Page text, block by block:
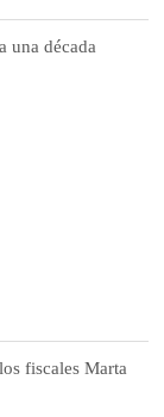
una década
fiscales Marta